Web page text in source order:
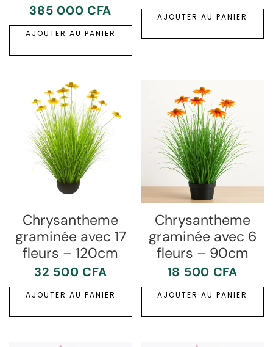
385 000 CFA
AJOUTER AU PANIER
AJOUTER AU PANIER
Chrysantheme
graminée avec 17
fleurs – 120cm
32 500 CFA
AJOUTER AU PANIER
Chrysantheme
graminée avec 6
fleurs – 90cm
18 500 CFA
AJOUTER AU PANIER